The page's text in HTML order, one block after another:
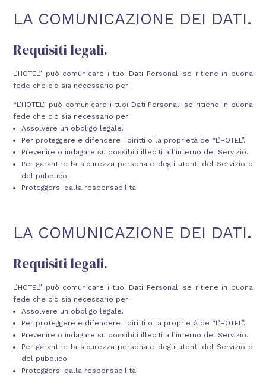
LA COMUNICAZIONE DEI DATI.
Requisiti legali.
L’HOTEL” può comunicare i tuoi Dati Personali se ritiene in buona
fede che ciò sia necessario per:
“L’HOTEL” può comunicare i tuoi Dati Personali se ritiene in buona
fede che ciò sia necessario per:
Assolvere un obbligo legale.
Per proteggere e difendere i diritti o la proprietà de “L’HOTEL”.
Prevenire o indagare su possibili illeciti all’interno del Servizio.
Per garantire la sicurezza personale degli utenti del Servizio o
del pubblico.
Proteggersi dalla responsabilità.
LA COMUNICAZIONE DEI DATI.
Requisiti legali.
L’HOTEL” può comunicare i tuoi Dati Personali se ritiene in buona
fede che ciò sia necessario per:
Assolvere un obbligo legale.
Per proteggere e difendere i diritti o la proprietà de “L’HOTEL”.
Prevenire o indagare su possibili illeciti all’interno del Servizio.
Per garantire la sicurezza personale degli utenti del Servizio o
del pubblico.
Proteggersi dalla responsabilità.